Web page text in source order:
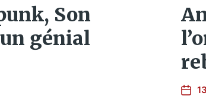
Son
génial